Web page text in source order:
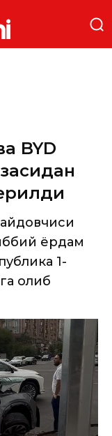
BYD
ёрдам
1-
олиб